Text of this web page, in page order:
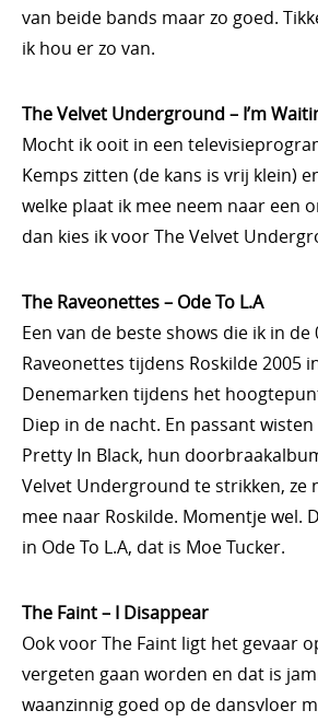
van beide bands maar zo goed.
ik hou er zo van.
The Velvet Underground – I’m
Mocht ik ooit in een
Kemps zitten (de kans is vrij klein)
welke plaat ik mee neem naar een
dan kies ik voor The Velvet
The Raveonettes – Ode To L.A
Een van de beste shows die ik in de
Raveonettes tijdens Roskilde 2005
Denemarken tijdens het
Diep in de nacht. En passant
Pretty In Black, hun
Velvet Underground te strikken, ze
mee naar Roskilde. Momentje wel.
in Ode To L.A, dat is Moe Tucker.
The Faint – I Disappear
Ook voor The Faint ligt het gevaar
vergeten gaan worden en dat is
waanzinnig goed op de dansvloer